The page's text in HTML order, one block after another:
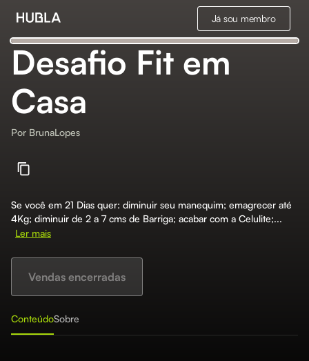
Já sou membro
Desafio Fit em
Casa
Por BrunaLopes
Se você em 21 Dias quer: diminuir seu manequim; emagrecer até
4Kg; diminuir de 2 a 7 cms de Barriga; acabar com a Celulite;...
Ler mais
Vendas encerradas
ConteúdoSobre